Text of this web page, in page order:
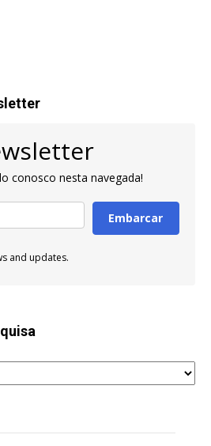
conosco nesta navegada!
Embarcar
and updates.